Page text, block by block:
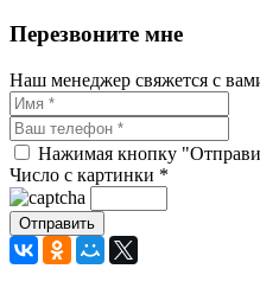
Перезвоните мне
Наш менеджер свяжется с
Нажимая кнопку
Число с картинки *